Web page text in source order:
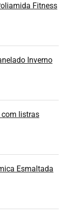
Fitness
Inverno
listras
Esmaltada